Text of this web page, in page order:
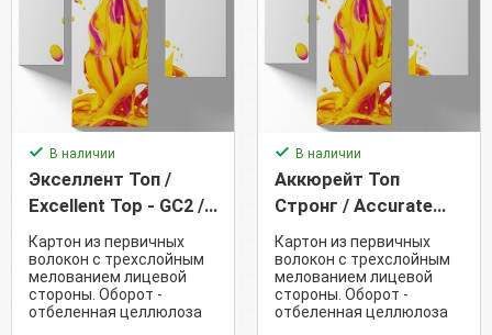
В наличии
Экселлент Топ /
Excellent Top - GC2 /
EXCT (300 г/м²)
Картон из первичных
волокон с трехслойным
мелованием лицевой
стороны. Оборот -
отбеленная целлюлоза
В наличии
Аккюрейт Топ
Стронг / Accurate
Top Strong - GC2 /
ACS (210 г/м²)
Картон из первичных
волокон с трехслойным
мелованием лицевой
стороны. Оборот -
отбеленная целлюлоза